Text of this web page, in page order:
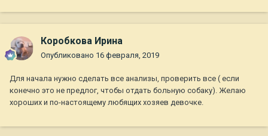
Коробкова Ирина
Опубликовано 16 февраля, 2019
Для начала нужно сделать все анализы, проверить все ( если
конечно это не предлог, чтобы отдать больную собаку). Желаю
хороших и по-настоящему любящих хозяев девочке.